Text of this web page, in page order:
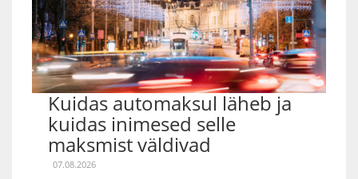
Kuidas automaksul läheb ja
kuidas inimesed selle
maksmist väldivad
07.08.2026